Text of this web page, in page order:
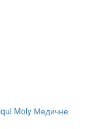
Moly Медичне